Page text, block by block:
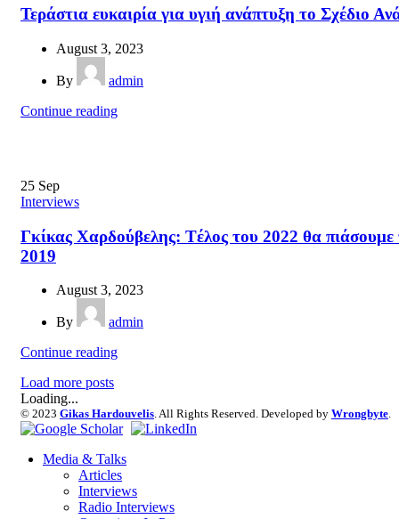
Τεράστια ευκαιρία για υγιή ανάπτυξη το Σχέδιο
August 3, 2023
By
admin
Continue reading
25 Sep
Interviews
Γκίκας Χαρδούβελης: Tέλος του 2022 θα
2019
August 3, 2023
By
admin
Continue reading
Load more posts
Loading...
© 2023 Gikas Hardouvelis. All Rights Reserved. Developed by Wrongbyte.
Media & Talks
Articles
Interviews
Radio Interviews